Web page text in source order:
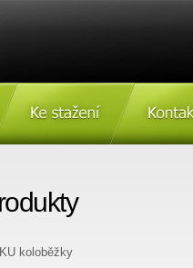
koloběžky
Ke stažení Kontakt